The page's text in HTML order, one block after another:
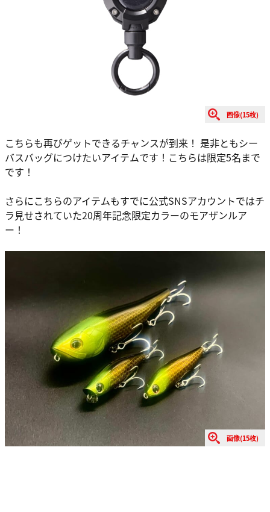
画像(15枚)
こちらも再びゲットできるチャンスが到来！ 是非ともシー
バスバッグにつけたいアイテムです！こちらは限定5名まで
です！
さらにこちらのアイテムもすでに公式SNSアカウントではチ
ラ見せされていた20周年記念限定カラーのモアザンルア
ー！
画像(15枚)